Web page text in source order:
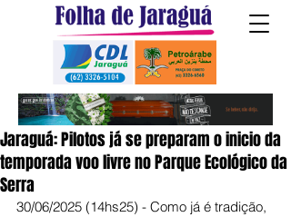
Jaraguá: Pilotos já se preparam o inicio da
temporada voo livre no Parque Ecológico da
Serra
30/06/2025 (14hs25) - Como já é tradição,